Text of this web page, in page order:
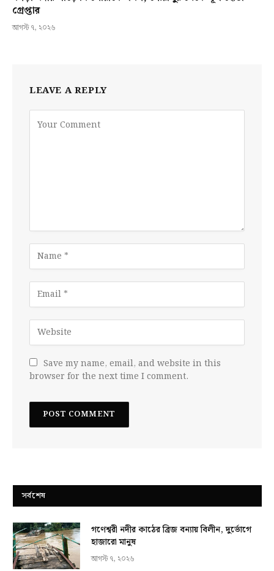
গ্রেপ্তার
আগস্ট ৭, ২০২৬
LEAVE A REPLY
Save my name, email, and website in this
browser for the next time I comment.
সর্বশেষ
গণেশ্বরী নদীর কাঠের ব্রিজ বন্যায় বিলীন, দুর্ভোগে
হাজারো মানুষ
আগস্ট ৭, ২০২৬